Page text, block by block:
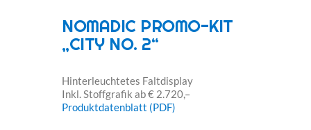
NOMADIC PROMO-KIT
„CITY NO. 2“
Hinterleuchtetes Faltdisplay
Inkl. Stoffgrafik ab € 2.720,–
Produktdatenblatt (PDF)